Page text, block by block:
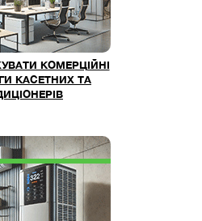
КОМЕРЦІЙНІ
КАСЕТНИХ ТА